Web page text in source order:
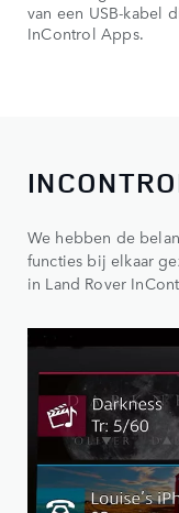
van een USB-kabel
InControl Apps.
We hebben de
functies bij elkaar
in Land Rover